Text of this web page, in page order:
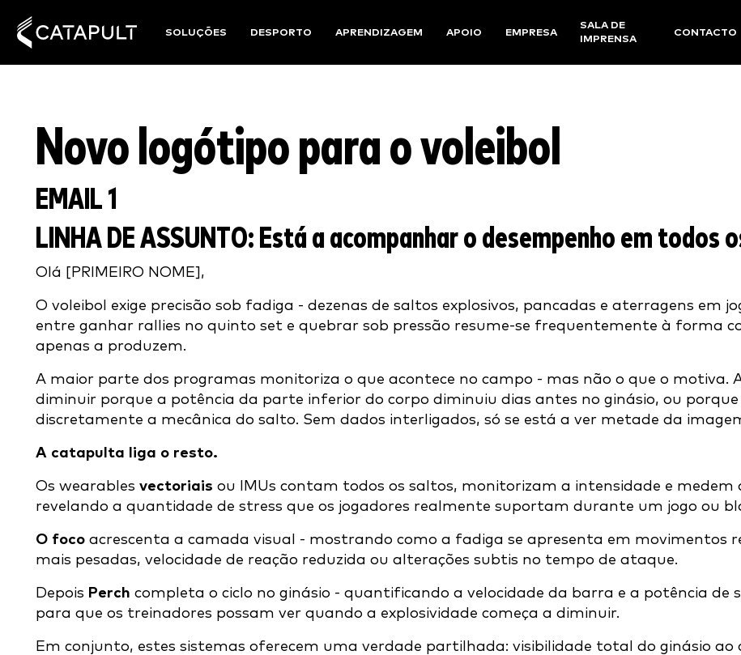
SOLUÇÕES DESPORTO APRENDIZAGEM APOIO EMPRESA
SALA DE
IMPRENSA
CONTACTO
Novo logótipo para o voleibol
EMAIL 1
LINHA DE ASSUNTO: Está a acompanhar o desempenho em todos
Olá [PRIMEIRO NOME],
O voleibol exige precisão sob fadiga - dezenas de saltos explosivos, pancadas e aterragens em
entre ganhar rallies no quinto set e quebrar sob pressão resume-se frequentemente à forma
apenas a produzem.
A maior parte dos programas monitoriza o que acontece no campo - mas não o que o motiva.
diminuir porque a potência da parte inferior do corpo diminuiu dias antes no ginásio, ou
discretamente a mecânica do salto. Sem dados interligados, só se está a ver metade da
A catapulta liga o resto.
Os wearables vectoriais ou IMUs contam todos os saltos, monitorizam a intensidade e
revelando a quantidade de stress que os jogadores realmente suportam durante um jogo ou
O foco acrescenta a camada visual - mostrando como a fadiga se apresenta em movimentos
mais pesadas, velocidade de reação reduzida ou alterações subtis no tempo de ataque.
Depois Perch completa o ciclo no ginásio - quantificando a velocidade da barra e a potência de
para que os treinadores possam ver quando a explosividade começa a diminuir.
Em conjunto, estes sistemas oferecem uma verdade partilhada: visibilidade total do ginásio ao